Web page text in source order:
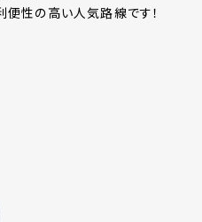
便性の高い人気路線です！